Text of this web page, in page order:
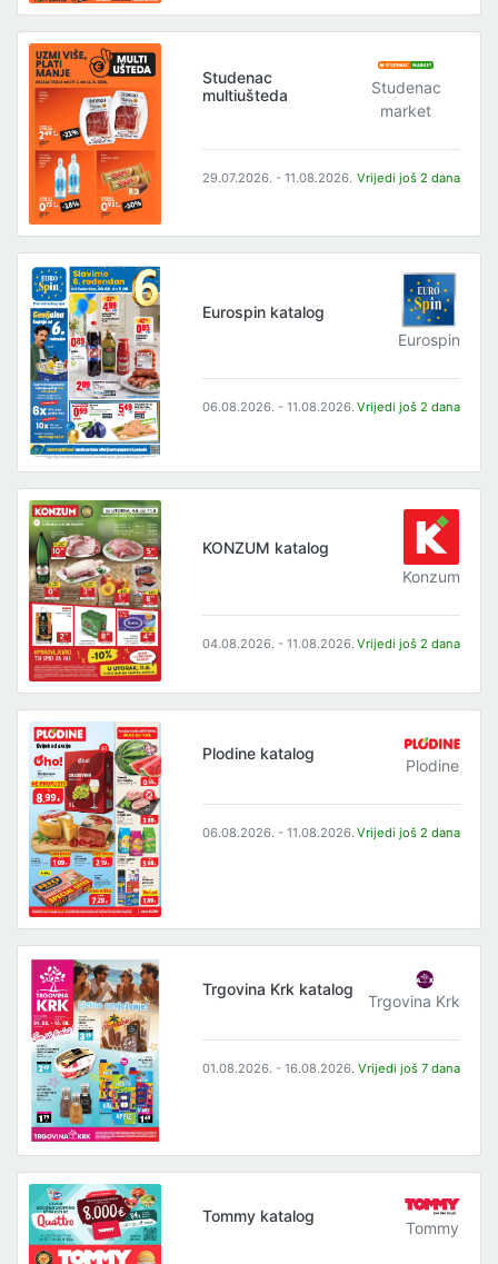
Studenac
multiušteda
Studenac
market
29.07.2026. - 11.08.2026. Vrijedi još 2 dana
Eurospin katalog
Eurospin
06.08.2026. - 11.08.2026. Vrijedi još 2 dana
KONZUM katalog
Konzum
04.08.2026. - 11.08.2026. Vrijedi još 2 dana
Plodine katalog
Plodine
06.08.2026. - 11.08.2026. Vrijedi još 2 dana
Trgovina Krk katalog
Trgovina Krk
01.08.2026. - 16.08.2026. Vrijedi još 7 dana
Tommy katalog
Tommy